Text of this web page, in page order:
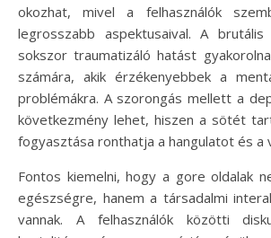
okozhat, mivel a felhasználók
legrosszabb aspektusaival. A
sokszor traumatizáló hatást
számára, akik érzékenyebbek a
problémákra. A szorongás mellett a
következmény lehet, hiszen a sötét
fogyasztása ronthatja a hangulatot és a
Fontos kiemelni, hogy a gore oldalak
egészségre, hanem a társadalmi
vannak. A felhasználók közötti